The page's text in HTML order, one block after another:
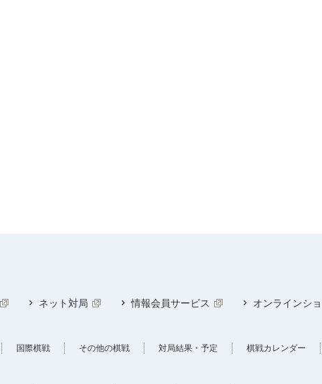
ネット対局 情報会員サービス オンラインシ
国際棋戦 その他の棋戦 対局結果・予定 棋戦カレンダー